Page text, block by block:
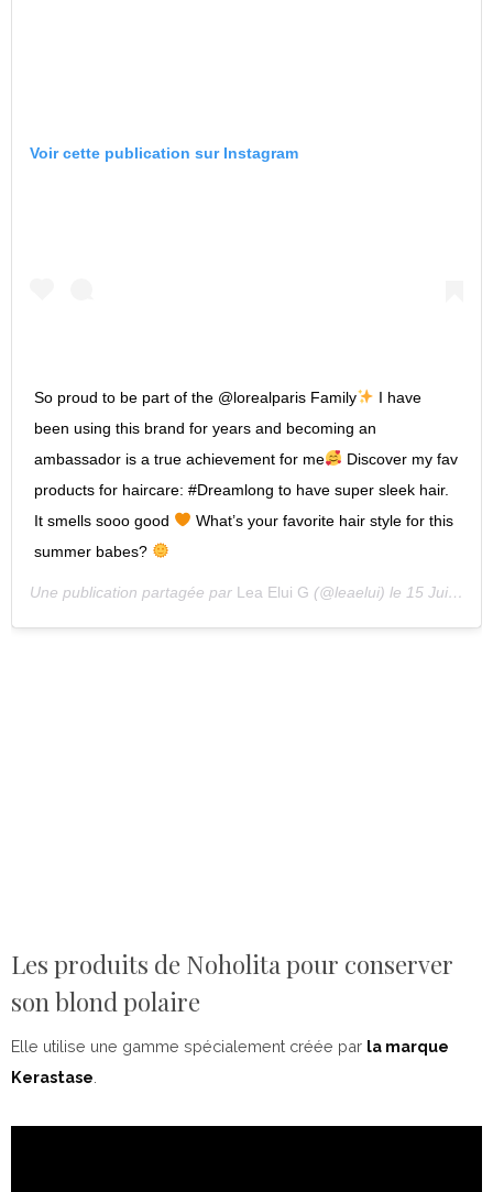
Voir cette publication sur Instagram
So proud to be part of the @lorealparis Family
I have
been using this brand for years and becoming an
ambassador is a true achievement for me
Discover my fav
products for haircare: #Dreamlong to have super sleek hair.
It smells sooo good
What’s your favorite hair style for this
summer babes?
Une publication partagée par Lea Elui G (@leaelui) le 15 Juil. 2020 à 10 :03 PDT
Les produits de Noholita pour conserver
son blond polaire
Elle utilise une gamme spécialement créée par la marque
Kerastase